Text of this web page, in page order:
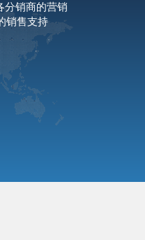
分销商的营销
销售支持